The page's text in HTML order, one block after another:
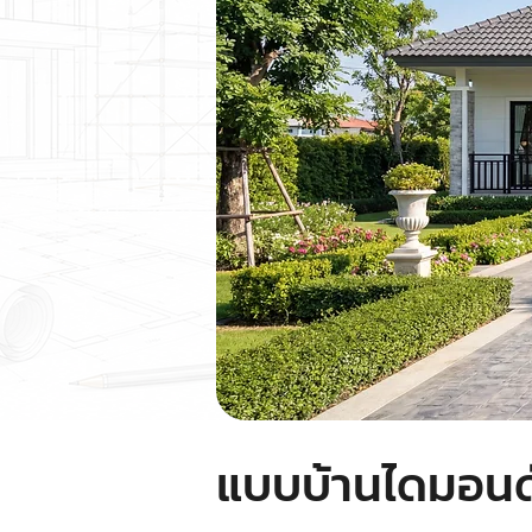
แบบบ้านไดมอ